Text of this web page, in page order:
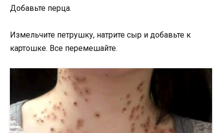
Добавьте перца.
Измельчите петрушку, натрите сыр и добавьте к
картошке. Все перемешайте.